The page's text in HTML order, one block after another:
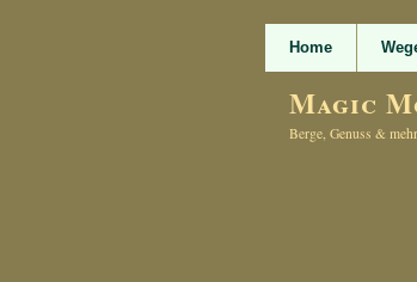
Home
Magic
Berge, Genuss &